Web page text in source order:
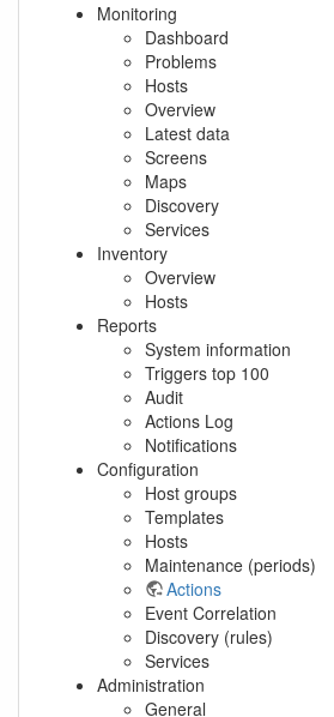
Monitoring
Dashboard
Problems
Hosts
Overview
Latest data
Screens
Maps
Discovery
Services
Inventory
Overview
Hosts
Reports
System information
Triggers top 100
Audit
Actions Log
Notifications
Configuration
Host groups
Templates
Hosts
Maintenance (periods)
Actions
Event Correlation
Discovery (rules)
Services
Administration
General